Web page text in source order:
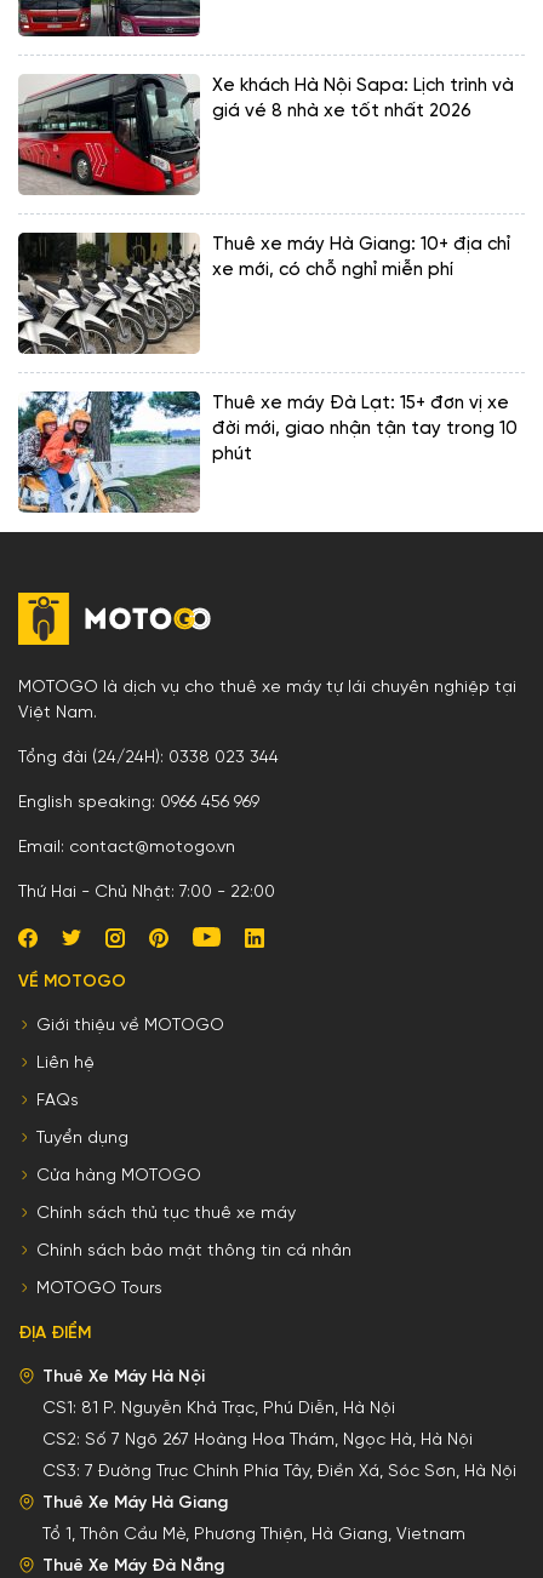
Xe khách Hà Nội Sapa: Lịch trình và
giá vé 8 nhà xe tốt nhất 2026
Thuê xe máy Hà Giang: 10+ địa chỉ
xe mới, có chỗ nghỉ miễn phí
Thuê xe máy Đà Lạt: 15+ đơn vị xe
đời mới, giao nhận tận tay trong 10
phút
MOTOGO là dịch vụ cho thuê xe máy tự lái chuyên nghiệp tại
Việt Nam.
Tổng đài (24/24H): 0338 023 344
English speaking: 0966 456 969
Email: contact@motogo.vn
Thứ Hai - Chủ Nhật: 7:00 - 22:00
VỀ MOTOGO
Giới thiệu về MOTOGO
Liên hệ
FAQs
Tuyển dụng
Cửa hàng MOTOGO
Chính sách thủ tục thuê xe máy
Chính sách bảo mật thông tin cá nhân
MOTOGO Tours
ĐỊA ĐIỂM
Thuê Xe Máy Hà Nội
CS1: 81 P. Nguyễn Khả Trạc, Phú Diễn, Hà Nội
CS2: Số 7 Ngõ 267 Hoàng Hoa Thám, Ngọc Hà, Hà Nội
CS3: 7 Đường Trục Chính Phía Tây, Điền Xá, Sóc Sơn, Hà Nội
Thuê Xe Máy Hà Giang
Tổ 1, Thôn Cầu Mè, Phương Thiện, Hà Giang, Vietnam
Thuê Xe Máy Đà Nẵng